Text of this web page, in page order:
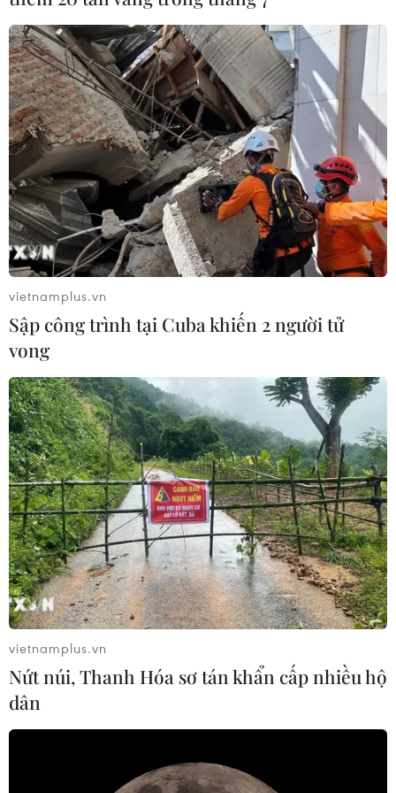
tỉnh từ Quảng Ngãi đến Đắk Lắk.
vietnamplus.vn
Sập công trình tại Cuba khiến 2 người tử
vong
vietnamplus.vn
Nứt núi, Thanh Hóa sơ tán khẩn cấp nhiều hộ
dân